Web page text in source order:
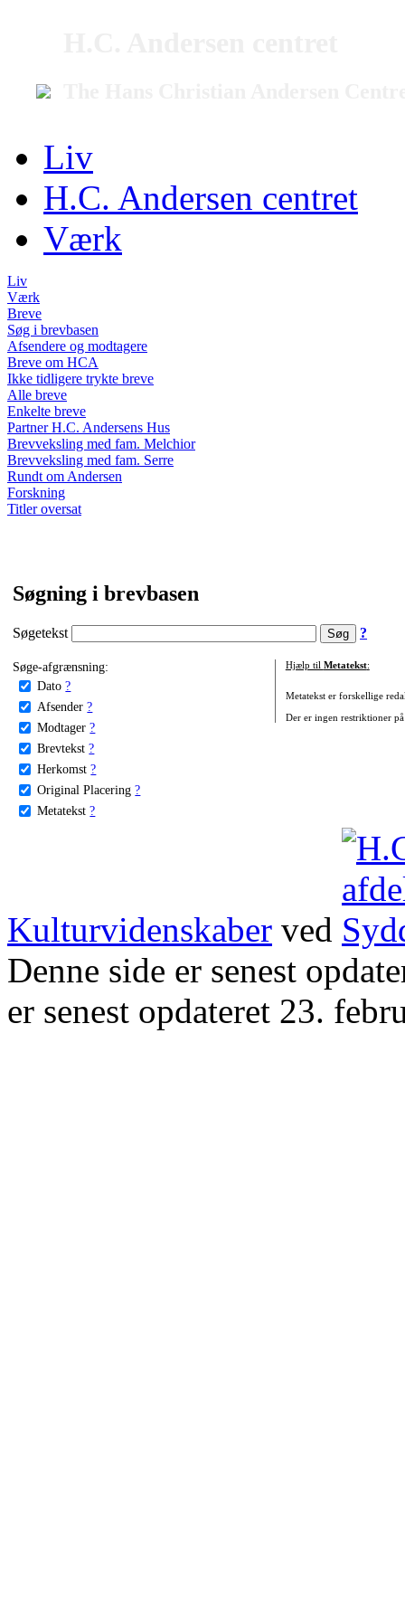
Liv
H.C. Andersen centret
Værk
Liv
Værk
Breve
Søg i brevbasen
Afsendere og modtagere
Breve om HCA
Ikke tidligere trykte breve
Alle breve
Enkelte breve
Partner H.C. Andersens Hus
Brevveksling med fam. Melchior
Brevveksling med fam. Serre
Rundt om Andersen
Forskning
Titler oversat
Søgning i brevbasen
Søgetekst ?
Søge-afgrænsning:
Dato ?
Afsender ?
Modtager ?
Brevtekst ?
Herkomst ?
Original Placering ?
Metatekst ?
Hjælp til Metatekst:
Metatekst er forskellige
Der er ingen restriktioner
Kulturvidenskaber ved
Denne side er senest
er senest opdateret 23.